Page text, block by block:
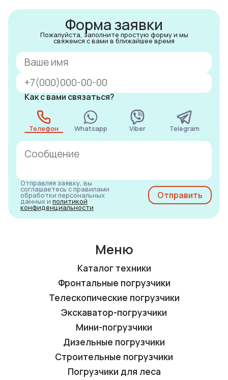
Форма заявки
Пожалуйста, заполните простую форму и мы
свяжемся с вами в ближайшее время
Как с вами связаться?
Телефон Whatsapp Viber Telegram
Отправляя заявку, вы
соглашаетесь с правилами
обработки персональных
данных и политикой
конфиденциальности
Меню
Каталог техники
Фронтальные погрузчики
Телескопические погрузчики
Экскаватор-погрузчики
Мини-погрузчики
Дизельные погрузчики
Строительные погрузчики
Погрузчики для леса